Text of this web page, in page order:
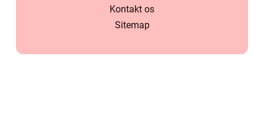
Kontakt os
Sitemap